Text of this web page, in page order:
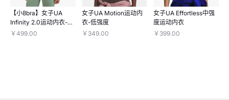
【小8bra】女子UA
Infinity 2.0运动内衣-高
强度
￥499.00
女子UA Motion运动内
衣-低强度
￥349.00
女子UA Effortless中强
度运动内衣
￥399.00